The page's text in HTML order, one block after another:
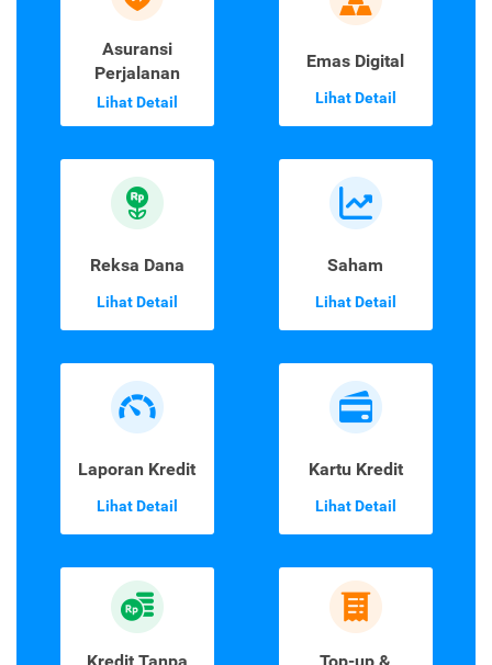
Asuransi
Perjalanan
Lihat Detail
Emas Digital
Lihat Detail
Reksa Dana
Lihat Detail
Saham
Lihat Detail
Laporan Kredit
Lihat Detail
Kartu Kredit
Lihat Detail